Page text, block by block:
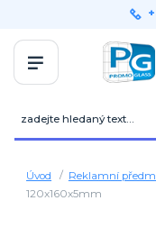
Úvod Reklamní
120x160x5mm